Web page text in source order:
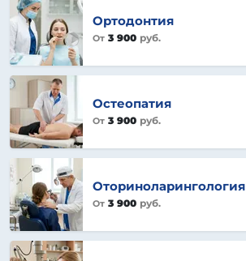
Ортодонтия
От 3 900 руб.
Остеопатия
От 3 900 руб.
Оториноларингология
От 3 900 руб.